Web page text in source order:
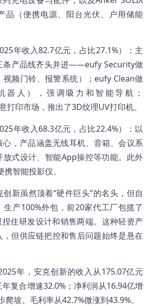
品（便携电源、阳台光伏、户用储能
年收入82.7亿元，占比27.1%）：主
条产品线齐头并进——eufy Security做
频门铃、报警系统）；eufy Clean做
器人），强调吸力和智能导航；
打印市场，推出了3D纹理UV打印机。
年收入68.3亿元，占比22.4%）：以
，产品涵盖无线耳机、音箱、会议系
式设计、智能App操控等功能。此外
智能投影仪。
新虽然顶着“硬件巨头”的名头，但自
生产100%外包，前20家代工厂包揽了
住研发设计和销售两端。这种轻资产
但供应链把控和售后问题始终是悬在
年，安克创新的收入从175.07亿元
复合增速32.0%；净利润从16.94亿增
坡。毛利率从42.7%微涨到43.9%。